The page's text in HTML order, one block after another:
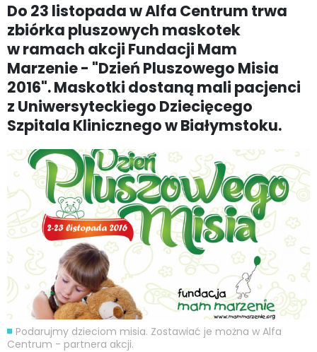
Do 23 listopada w Alfa Centrum trwa
zbiórka pluszowych maskotek
w ramach akcji Fundacji Mam
Marzenie - "Dzień Pluszowego Misia
2016". Maskotki dostaną mali pacjenci
z Uniwersyteckiego Dziecięcego
Szpitala Klinicznego w Białymstoku.
Podarujmy dzieciom misia. Zostawiać je można w Alfa
Centrum - partnera akcji.